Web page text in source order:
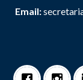
Email: